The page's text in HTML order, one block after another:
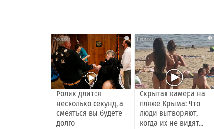
i
Ролик длится
несколько секунд, а
смеяться вы будете
долго
i
Скрытая камера на
пляже Крыма: Что
люди вытворяют,
когда их не видят...